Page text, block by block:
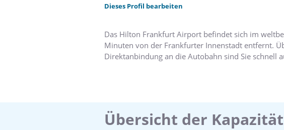
Dieses Profil bearbeiten
Das Hilton Frankfurt Airport befindet sich im
Minuten von der Frankfurter Innenstadt entfernt.
Direktanbindung an die Autobahn sind Sie schnell
Das Hotel liegt in idealer Lage für alle, die die
Stunden Fitnesscenter mit Sauna und Dampfbad in
Übersicht der